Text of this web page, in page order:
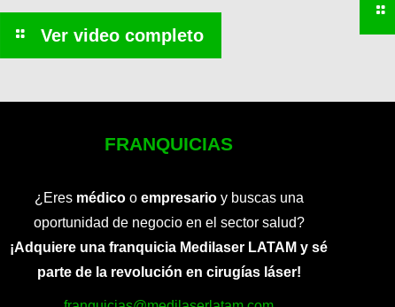
FRANQUICIAS
¿Eres médicoo empresarioy buscas una
oportunidad de negocio en el sector salud?
¡Adquiere una franquicia Medilaser LATAM y sé
parte de la revolución en cirugías láser!